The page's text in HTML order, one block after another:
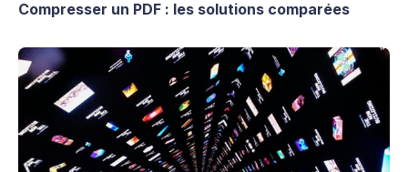
Compresser un PDF : les solutions comparées